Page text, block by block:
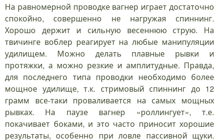
На равномерной проводке вагнер играет достаточно
спокойно, совершенно не нагружая спиннинг.
Хорошо держит и сильную весеннюю струю. На
твичинге воблер реагирует на любые манипуляции
удилищем. Можно делать плавные рывки и
протяжки, а можно резкие и амплитудные. Правда,
для последнего типа проводки необходимо более
мощное удилище, т.к. стримовый спиннинг до 12
грамм все-таки проваливается на самых мощных
рывках. На паузе вагнер «роллингует», т.е.
покачивает боками, и это часто приносит хорошие
результаты, особенно при ловле пассивной щуки.